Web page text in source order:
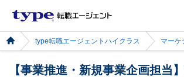
type転職エージェントハイクラス マーケ
【事業推進・新規事業企画担当